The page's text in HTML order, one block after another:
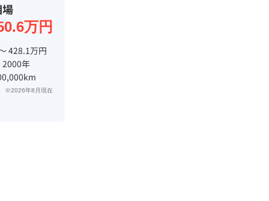
万円
428.1万円
2000年
※2026年8月現在